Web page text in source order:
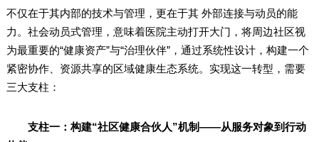
不仅在于其内部的技术与管理，更在于其 外部连接与动员的能
力。社会动员式管理，意味着医院主动打开大门，将周边社区视
为最重要的“健康资产”与“治理伙伴”，通过系统性设计，构建一个
紧密协作、资源共享的区域健康生态系统。实现这一转型，需要
三大支柱：
支柱一：构建“社区健康合伙人”机制——从服务对象到行动